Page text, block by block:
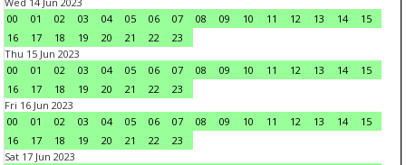
00
01 02 03 04 05 06 07 08 09 10 11 12 13 14
15
16
17 18 19 20 21 22
23
Thu 15 Jun 2023
00
01 02 03 04 05 06 07 08 09 10 11 12 13 14
15
16
17 18 19 20 21 22
23
Fri 16 Jun 2023
00
01 02 03 04 05 06 07 08 09 10 11 12 13 14
15
16
17 18 19 20 21 22
23
Sat 17 Jun 2023